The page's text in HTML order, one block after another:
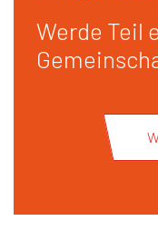
Werde Teil